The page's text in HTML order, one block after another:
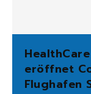
eröffnet
Flughafen